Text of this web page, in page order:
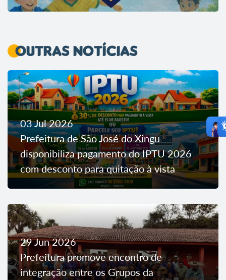
Outras Notícias
03 Jul 2026
Prefeitura de São José do Xingu
disponibiliza pagamento do IPTU 2026
com desconto para quitação à vista
29 Jun 2026
Prefeitura promove encontro de
integração entre os Grupos da